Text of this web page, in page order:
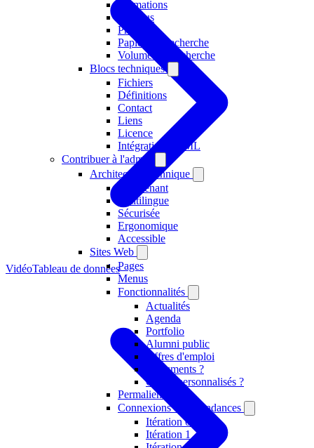
Formations
Campus
Projets
Papiers de recherche
Volumes de recherche
Blocs techniques
Fichiers
Définitions
Contact
Liens
Licence
Intégration HTML
Contribuer à l'admin
Architecture technique
Multitenant
Multilingue
Sécurisée
Ergonomique
Accessible
Sites Web
Pages
Menus
Fonctionnalités
Actualités
Agenda
Portfolio
Alumni public
Offres d'emploi
Documents ?
Objets personnalisés ?
Permaliens
Connexions et dépendances
Itération 0
Itération 1
VidéoTableau de données